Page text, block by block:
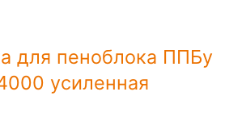
для пеноблока ППБу
усиленная